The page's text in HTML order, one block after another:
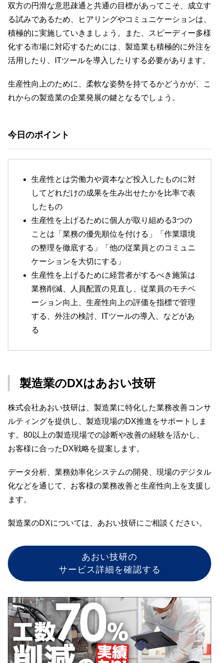
双方の円滑な意思疎通と共通の目標があってこそ、成立す
る試みであるため、ヒアリングやコミュニケーションは、
積極的に実施していきましょう。また、スピーディー多様
化する市場に対応するためには、製造業も積極的に外注を
活用したり、ITツールを導入したりする必要があります。
生産性向上のために、柔軟な姿勢を持てるかどうかが、こ
れからの製造業の企業発展の鍵となるでしょう。
今日のポイント
生産性とは労働力や資本など投入したものに対
してどれだけの成果を生み出せたかを比率で表
したもの
生産性を上げるために個人が取り組める3つの
ことは「業務の優先順位を付ける」「作業環境
の整理を徹底する」「他の従業員とのコミュニ
ケーションを大切にする」
生産性を上げるために経営者がするべき施策は
業務削減、人員配置の見直し、従業員のモチベ
ーション向上、生産性向上の評価を指標で管理
する、外注の検討、ITツールの導入、などがあ
る
製造業のDXはあおい技研
株式会社あおい技研は、製造業に特化した業務改善コンサ
ルティングを提供し、製造現場のDX推進をサポートしま
す。80以上の製造現場での診断や改善の経験を活かし、
お客様に合ったDX戦略を提案します。
データ分析、業務効率化システムの開発、現場のデジタル
化などを通じて、お客様の業務改善と生産性向上を支援し
ます。
製造業のDXについては、あおい技研にご相談ください。
あおい技研の
サービス詳細を確認する